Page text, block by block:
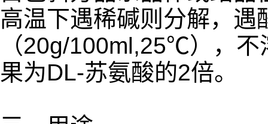
高温下遇稀碱则分解，遇
（20g/100ml,25℃），
果为DL-苏氨酸的2倍。